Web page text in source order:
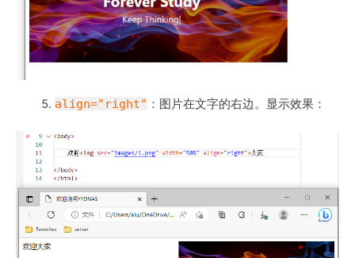
align="right" ：图片在文字的右边。显示效果：